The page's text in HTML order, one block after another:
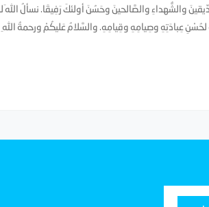
والشُّهداءِ والصَّالحينَ وحَسُنَ أولئكَ رَفِيقَا. نسألُ اللهَ
لحُسْنِ عِبادَتِهِ وصِيامِهِ وقِيامِهِ. والسَّلامُ عَليكُمْ ورحمةُ اللهِ